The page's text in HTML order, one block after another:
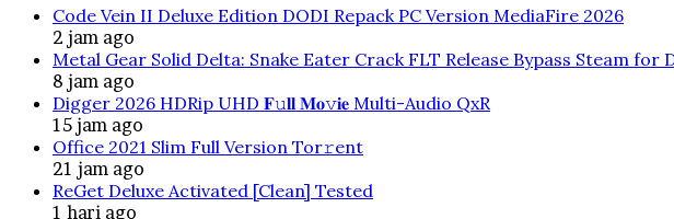
Code Vein II Deluxe Edition DODI Repack PC Version MediaFire 2026
2 jam ago
Metal Gear Solid Delta: Snake Eater Crack FLT Release Bypass Steam for
8 jam ago
Digger 2026 HDRip UHD 𝐅𝚞𝐥𝐥 𝐌𝐨𝚟𝐢𝐞 Multi-Audio QxR
15 jam ago
Office 2021 Slim Full Version Tor𝚛ent
21 jam ago
ReGet Deluxe Activated [Clean] Tested
1 hari ago